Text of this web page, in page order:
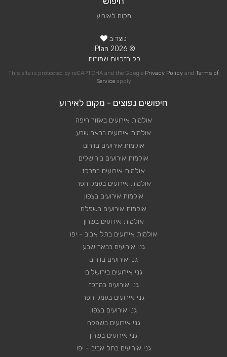
מקום לאירוע
נוצר ב
© 2026 iPlan.
כל הזכויות שמורות.
This site is protected by reCAPTCHA and the Google Privacy Policy and Terms of
Serviceapply
חיפושים נפוצים - מקום לאירוע
אולמות אירועים באזור חיפה
אולמות אירועים בבאר שבע
אולמות אירועים בדרום
אולמות אירועים בירושלים
אולמות אירועים במרכז
אולמות אירועים בעמק חפר
אולמות אירועים בצפון
אולמות אירועים בשפלה
אולמות אירועים בשרון
אולמות אירועים בתל אביב - יפו
גני אירועים בבאר שבע
גני אירועים בדרום
גני אירועים בירושלים
גני אירועים במרכז
גני אירועים בעמק חפר
גני אירועים בצפון
גני אירועים בשפלה
גני אירועים בשרון
גני אירועים בתל אביב - יפו